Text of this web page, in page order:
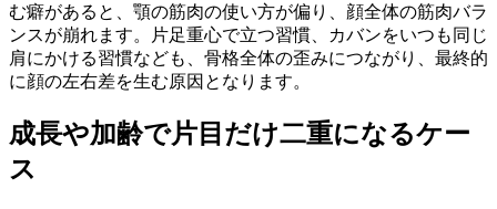
む癖があると、顎の筋肉の使い方が偏り、顔全体の筋肉バラ
ンスが崩れます。片足重心で立つ習慣、カバンをいつも同じ
肩にかける習慣なども、骨格全体の歪みにつながり、最終的
に顔の左右差を生む原因となります。
成長や加齢で片目だけ二重になるケー
ス